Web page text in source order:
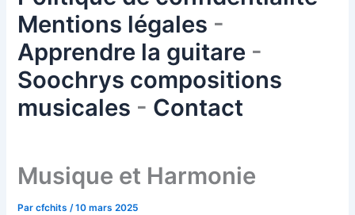
Mentions légales -
Apprendre la guitare -
Soochrys compositions
musicales - Contact
Musique et Harmonie
Parcfchits/10 mars 2025